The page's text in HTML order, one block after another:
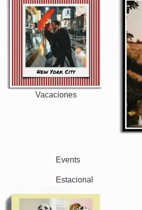
Vacaciones